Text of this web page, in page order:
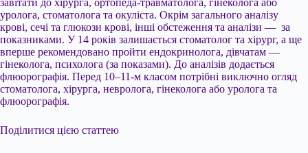
завітати до хірурга, ортопеда-травматолога, гінеколога або
уролога, стоматолога та окуліста. Окрім загального аналізу
крові, сечі та глюкози крові, інші обстеження та аналізи — за
показниками. У 14 років залишається стоматолог та хірург, а ще
вперше рекомендовано пройти ендокринолога, дівчатам —
гінеколога, психолога (за показами). До аналізів додається
флюорографія. Перед 10–11-м класом потрібні виключно огляд
стоматолога, хірурга, невролога, гінеколога або уролога та
флюорографія.
Поділитися цією статтею